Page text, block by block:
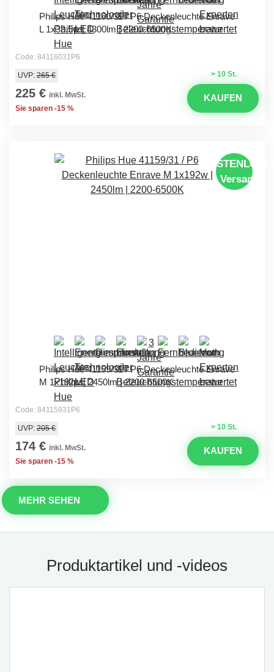
Philips Hue 41160/31 / P6 Deckenleuchte Enrave
L 1x33,5w | 4300lm | 2200-6500K
Code: 84116031P6
> 10 St.
UVP: 265 €
225 € inkl. MwSt.
Sie sparen -15 %
KAUFEN
Versand
Philips Hue 41159/31 / P6 Deckenleuchte Enrave
M 1x192w | 2450lm | 2200-6500K
Code: 84115931P6
> 10 St.
UVP: 205 €
174 € inkl. MwSt.
Sie sparen -15 %
KAUFEN
MEHR SEHEN
Produktartikel und -videos